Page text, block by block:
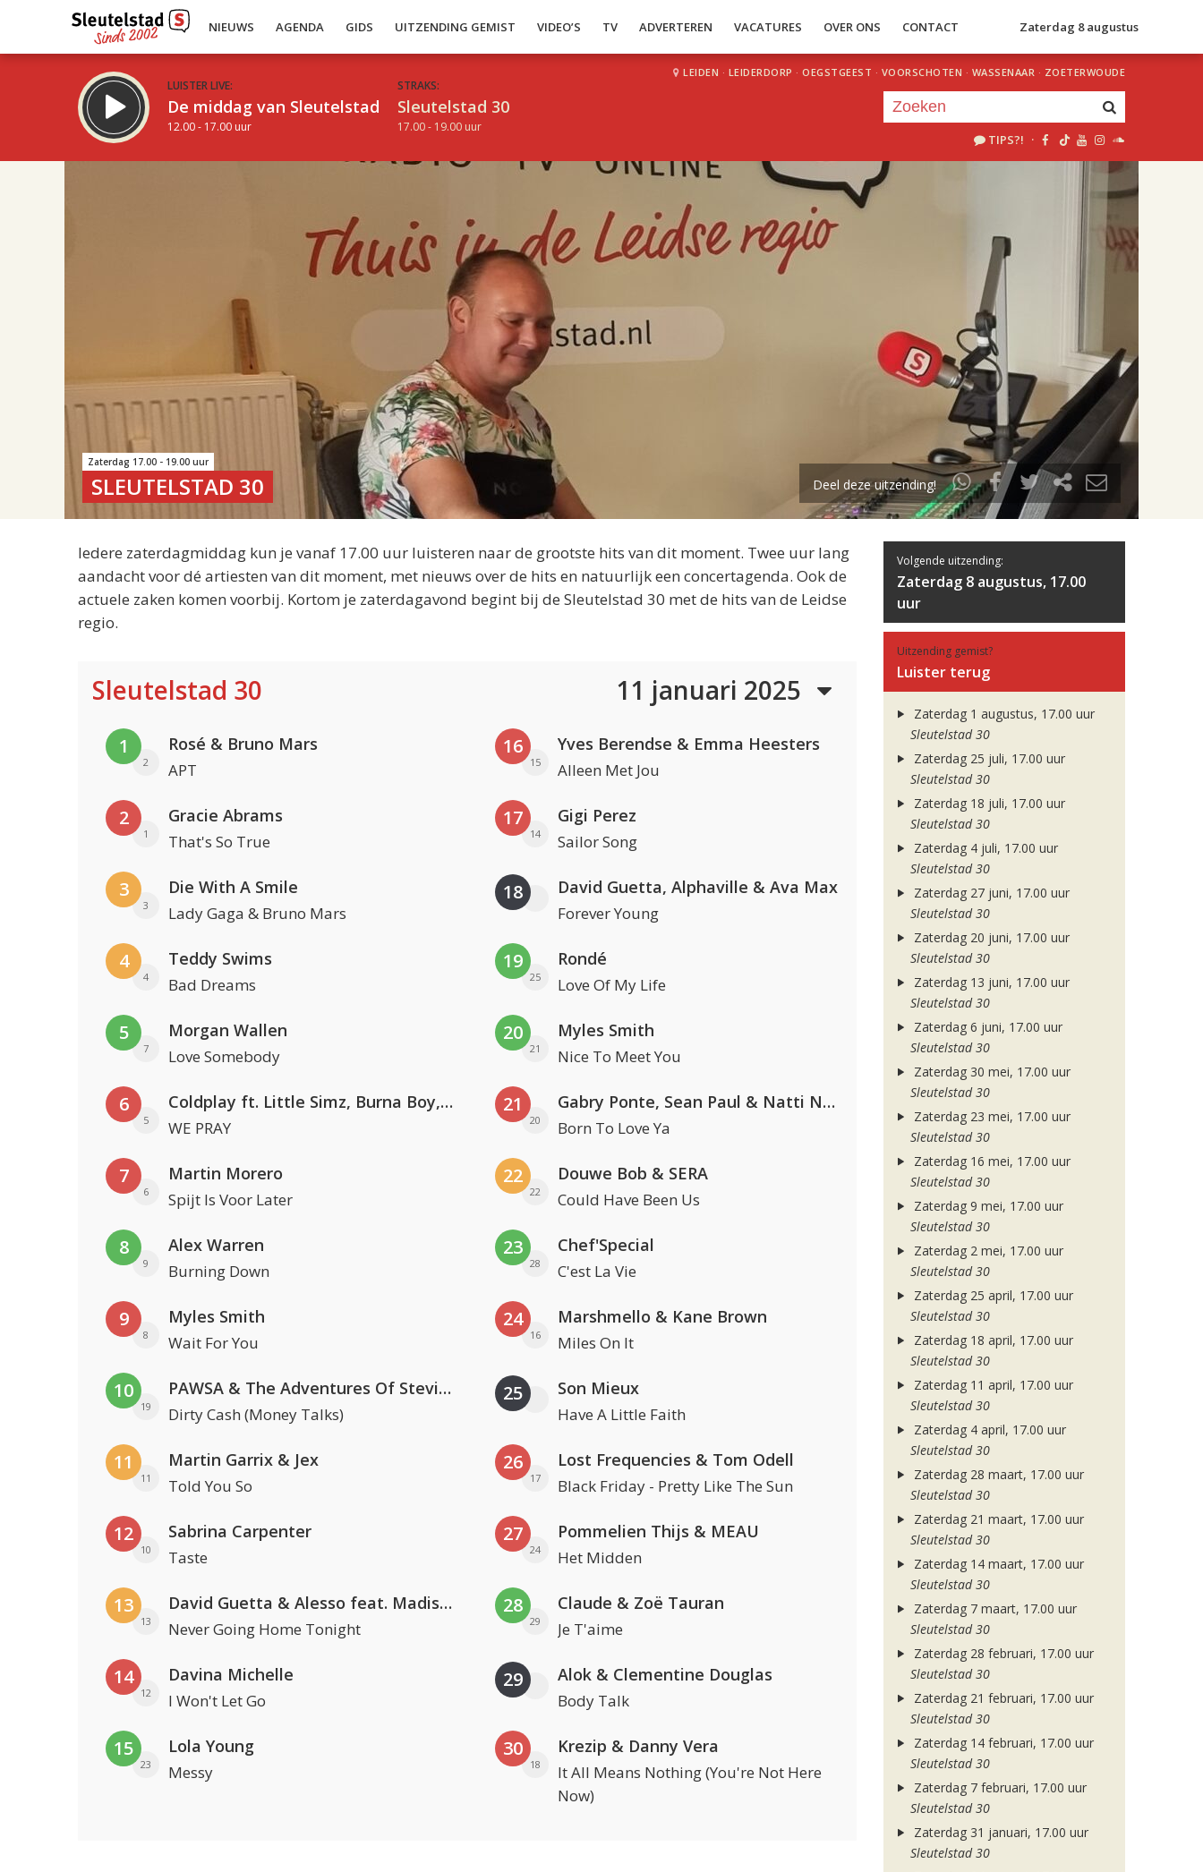
NIEUWS AGENDA GIDS UITZENDING GEMIST VIDEO’S TV ADVERTEREN VACATURES OVER ONS CONTACT Zaterdag 8 augustus
LUISTER LIVE:
De middag van Sleutelstad
12.00 - 17.00 uur
STRAKS:
Sleutelstad 30
17.00 - 19.00 uur
LEIDEN · LEIDERDORP · OEGSTGEEST · VOORSCHOTEN · WASSENAAR · ZOETERWOUDE
TIPS?! ·
uur 1 van 2
Volgend uur
Zaterdag 17.00 - 19.00 uur
SLEUTELSTAD 30 Deel deze uitzending!
Iedere zaterdagmiddag kun je vanaf 17.00 uur luisteren naar de grootste hits van dit moment. Twee uur lang
aandacht voor dé artiesten van dit moment, met nieuws over de hits en natuurlijk een concertagenda. Ook de
actuele zaken komen voorbij. Kortom je zaterdagavond begint bij de Sleutelstad 30 met de hits van de Leidse
regio.
Sleutelstad 30 11 januari 2025
1
2
Rosé & Bruno Mars
APT
2
1
Gracie Abrams
That's So True
3
3
Die With A Smile
Lady Gaga & Bruno Mars
4
4
Teddy Swims
Bad Dreams
5
7
Morgan Wallen
Love Somebody
6
5
Coldplay ft. Little Simz, Burna Boy, Elyanna & Tini
WE PRAY
7
6
Martin Morero
Spijt Is Voor Later
8
9
Alex Warren
Burning Down
9
8
Myles Smith
Wait For You
10
19
PAWSA & The Adventures Of Stevie V
Dirty Cash (Money Talks)
11
11
Martin Garrix & Jex
Told You So
12
10
Sabrina Carpenter
Taste
13
13
David Guetta & Alesso feat. Madison Love
Never Going Home Tonight
14
12
Davina Michelle
I Won't Let Go
15
23
Lola Young
Messy
16
15
Yves Berendse & Emma Heesters
Alleen Met Jou
17
14
Gigi Perez
Sailor Song
18 David Guetta, Alphaville & Ava Max
Forever Young
19
25
Rondé
Love Of My Life
20
21
Myles Smith
Nice To Meet You
21
20
Gabry Ponte, Sean Paul & Natti Natasha
Born To Love Ya
22
22
Douwe Bob & SERA
Could Have Been Us
23
28
Chef'Special
C'est La Vie
24
16
Marshmello & Kane Brown
Miles On It
25 Son Mieux
Have A Little Faith
26
17
Lost Frequencies & Tom Odell
Black Friday - Pretty Like The Sun
27
24
Pommelien Thijs & MEAU
Het Midden
28
29
Claude & Zoë Tauran
Je T'aime
29 Alok & Clementine Douglas
Body Talk
30
18
Krezip & Danny Vera
It All Means Nothing (You're Not Here
Now)
Volgende uitzending:
Zaterdag 8 augustus, 17.00
uur
Uitzending gemist?
Luister terug
Zaterdag 1 augustus, 17.00 uur
Sleutelstad 30
Zaterdag 25 juli, 17.00 uur
Sleutelstad 30
Zaterdag 18 juli, 17.00 uur
Sleutelstad 30
Zaterdag 4 juli, 17.00 uur
Sleutelstad 30
Zaterdag 27 juni, 17.00 uur
Sleutelstad 30
Zaterdag 20 juni, 17.00 uur
Sleutelstad 30
Zaterdag 13 juni, 17.00 uur
Sleutelstad 30
Zaterdag 6 juni, 17.00 uur
Sleutelstad 30
Zaterdag 30 mei, 17.00 uur
Sleutelstad 30
Zaterdag 23 mei, 17.00 uur
Sleutelstad 30
Zaterdag 16 mei, 17.00 uur
Sleutelstad 30
Zaterdag 9 mei, 17.00 uur
Sleutelstad 30
Zaterdag 2 mei, 17.00 uur
Sleutelstad 30
Zaterdag 25 april, 17.00 uur
Sleutelstad 30
Zaterdag 18 april, 17.00 uur
Sleutelstad 30
Zaterdag 11 april, 17.00 uur
Sleutelstad 30
Zaterdag 4 april, 17.00 uur
Sleutelstad 30
Zaterdag 28 maart, 17.00 uur
Sleutelstad 30
Zaterdag 21 maart, 17.00 uur
Sleutelstad 30
Zaterdag 14 maart, 17.00 uur
Sleutelstad 30
Zaterdag 7 maart, 17.00 uur
Sleutelstad 30
Zaterdag 28 februari, 17.00 uur
Sleutelstad 30
Zaterdag 21 februari, 17.00 uur
Sleutelstad 30
Zaterdag 14 februari, 17.00 uur
Sleutelstad 30
Zaterdag 7 februari, 17.00 uur
Sleutelstad 30
Zaterdag 31 januari, 17.00 uur
Sleutelstad 30